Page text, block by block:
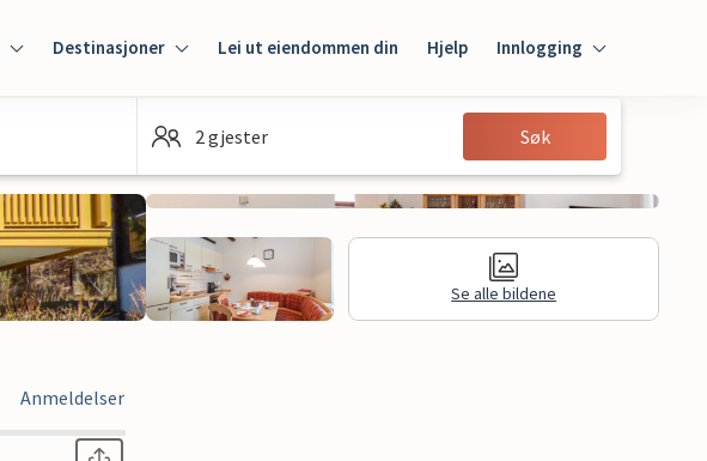
Destinasjoner Lei ut eiendommen din Hjelp Innlogging
Innlogging
Gjest
2 gjester Søk
Se alle bildene
Anmeldelser